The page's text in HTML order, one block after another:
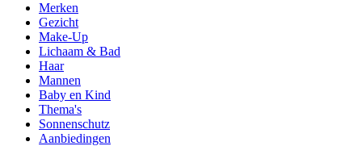
Merken
Gezicht
Make-Up
Lichaam & Bad
Haar
Mannen
Baby en Kind
Thema's
Sonnenschutz
Aanbiedingen